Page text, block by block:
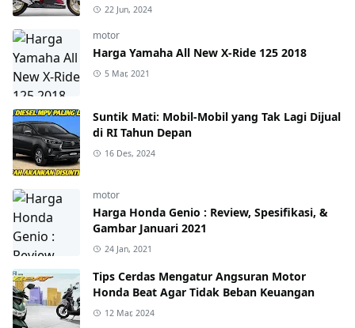
22 Jun, 2024
motor
Harga Yamaha All New X-Ride 125 2018
5 Mar, 2021
Suntik Mati: Mobil-Mobil yang Tak Lagi Dijual
di RI Tahun Depan
16 Des, 2024
motor
Harga Honda Genio : Review, Spesifikasi, &
Gambar Januari 2021
24 Jan, 2021
Tips Cerdas Mengatur Angsuran Motor
Honda Beat Agar Tidak Beban Keuangan
12 Mar, 2024